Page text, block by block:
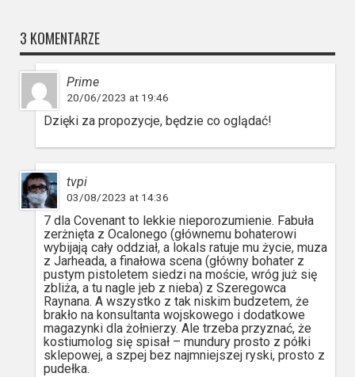
3 KOMENTARZE
Prime
20/06/2023 at 19:46
Dzięki za propozycje, będzie co oglądać!
tvpi
03/08/2023 at 14:36
7 dla Covenant to lekkie nieporozumienie. Fabuła
zerżnięta z Ocalonego (głównemu bohaterowi
wybijają cały oddział, a lokals ratuje mu życie, muza
z Jarheada, a finałowa scena (główny bohater z
pustym pistoletem siedzi na moście, wróg już się
zbliża, a tu nagle jeb z nieba) z Szeregowca
Raynana. A wszystko z tak niskim budzetem, że
brakło na konsultanta wojskowego i dodatkowe
magazynki dla żołnierzy. Ale trzeba przyznać, że
kostiumolog się spisał – mundury prosto z półki
sklepowej, a szpej bez najmniejszej ryski, prosto z
pudełka.